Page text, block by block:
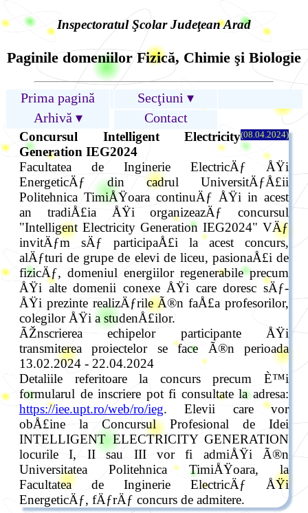
Inspectoratul Şcolar Judeţean Arad
Paginile domeniilor Fizică, Chimie şi Biologie
Prima pagină
Secţiuni ▾
Arhivă ▾
Contact
(08.04.2024)
Concursul Intelligent Electricity
Generation IEG2024
Facultatea de Inginerie ElectricÄƒ ÅŸi
EnergeticÄƒ din cadrul UniversitÄƒÅ£ii
Politehnica TimiÅŸoara continuÄƒ ÅŸi in acest
an tradiÅ£ia ÅŸi organizeazÄƒ concursul
"Intelligent Electricity Generation IEG2024" VÄƒ
invitÄƒm sÄƒ participaÅ£i la acest concurs,
alÄƒturi de grupe de elevi de liceu, pasionaÅ£i de
fizicÄƒ, domeniul energiilor regenerabile precum
ÅŸi alte domenii conexe ÅŸi care doresc sÄƒ-
ÅŸi prezinte realizÄƒrile Ã®n faÅ£a profesorilor,
colegilor ÅŸi a studenÅ£ilor.
ÃŽnscrierea echipelor participante ÅŸi
transmiterea proiectelor se face Ã®n perioada
13.02.2024 - 22.04.2024
Detaliile referitoare la concurs precum È™i
formularul de inscriere pot fi consultate la adresa:
https://iee.upt.ro/web/ro/ieg. Elevii care vor
obÅ£ine la Concursul Profesional de Idei
INTELLIGENT ELECTRICITY GENERATION
locurile I, II sau III vor fi admiÅŸi Ã®n
Universitatea Politehnica TimiÅŸoara, la
Facultatea de Inginerie ElectricÄƒ ÅŸi
EnergeticÄƒ, fÄƒrÄƒ concurs de admitere.